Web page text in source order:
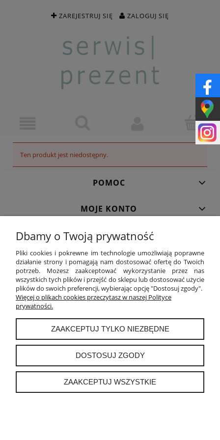
ZAREJESTRUJ SIĘ ZALOGUJ SIĘ
Ten produkt jest niedostępny.
POMOC
MOJE KONTO
PŁATNOŚCI I DOSTAWA
INFORMACJE
O NAS
POKAŻ PEŁNĄ WERSJĘ STRONY
Sklep internetowy Shoper.pl
Dbamy o Twoją prywatność
Pliki cookies i pokrewne im technologie umożliwiają poprawne
działanie strony i pomagają nam dostosować ofertę do Twoich
potrzeb. Możesz zaakceptować wykorzystanie przez nas
wszystkich tych plików i przejść do sklepu lub dostosować użycie
plików do swoich preferencji, wybierając opcję "Dostosuj zgody".
Więcej o plikach cookies przeczytasz w naszej Polityce
prywatności.
ZAAKCEPTUJ TYLKO NIEZBĘDNE
DOSTOSUJ ZGODY
ZAAKCEPTUJ WSZYSTKIE